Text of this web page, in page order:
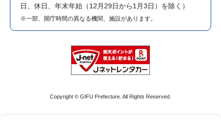
日、休日、年末年始（12月29日から1月3日）を除く）
※一部、開庁時間の異なる機関、施設があります。
Copyright © GIFU Prefecture. All Rights Reserved.